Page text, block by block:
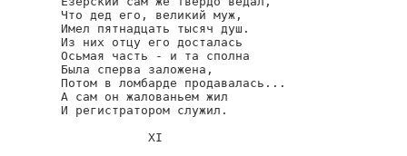
Что дед его, великий муж,
Имел пятнадцать тысяч душ.
Из них отцу его досталась
Осьмая часть - и та сполна
Была сперва заложена,
Потом в ломбарде продавалась...
А сам он жалованьем жил
И регистратором служил.
            XI